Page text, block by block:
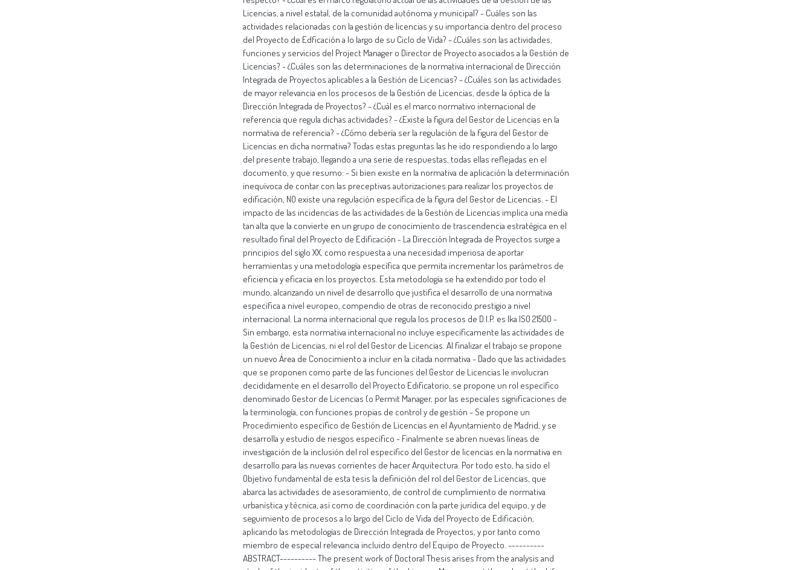
Licencias, a nivel estatal, de la comunidad autónoma y municipal? - Cuáles son las
actividades relacionadas con la gestión de licencias y su importancia dentro del proceso
del Proyecto de Edficación a lo largo de su Ciclo de Vida? - ¿Cuáles son las actividades,
funciones y servicios del Project Manager o Director de Proyecto asociados a la Gestión de
Licencias? - ¿Cuáles son las determinaciones de la normativa internacional de Dirección
Integrada de Proyectos aplicables a la Gestión de Licencias? - ¿Cuáles son las actividades
de mayor relevancia en los procesos de la Gestión de Licencias, desde la óptica de la
Dirección Integrada de Proyectos? - ¿Cuál es el marco normativo internacional de
referencia que regula dichas actividades? - ¿Existe la figura del Gestor de Licencias en la
normativa de referencia? - ¿Cómo debería ser la regulación de la figura del Gestor de
Licencias en dicha normativa? Todas estas preguntas las he ido respondiendo a lo largo
del presente trabajo, llegando a una serie de respuestas, todas ellas reflejadas en el
documento, y que resumo: - Si bien existe en la normativa de aplicación la determinación
inequívoca de contar con las preceptivas autorizaciones para realizar los proyectos de
edificación, NO existe una regulación específica de la figura del Gestor de Licencias. - El
impacto de las incidencias de las actividades de la Gestión de Licencias implica una media
tan alta que la convierte en un grupo de conocimiento de trascendencia estratégica en el
resultado final del Proyecto de Edificación - La Dirección Integrada de Proyectos surge a
principios del siglo XX, como respuesta a una necesidad imperiosa de aportar
herramientas y una metodología específica que permita incrementar los parámetros de
eficiencia y eficacia en los proyectos. Esta metodología se ha extendido por todo el
mundo, alcanzando un nivel de desarrollo que justifica el desarrollo de una normativa
específica a nivel europeo, compendio de otras de reconocido prestigio a nivel
internacional. La norma internacional que regula los procesos de D.I.P. es lka ISO 21500 -
Sin embargo, esta normativa internacional no incluye específicamente las actividades de
la Gestión de Licencias, ni el rol del Gestor de Licencias. Al finalizar el trabajo se propone
un nuevo Área de Conocimiento a incluir en la citada normativa - Dado que las actividades
que se proponen como parte de las funciones del Gestor de Licencias le involucran
decididamente en el desarrollo del Proyecto Edificatorio, se propone un rol específico
denominado Gestor de Licencias (o Permit Manager, por las especiales significaciones de
la terminología, con funciones propias de control y de gestión - Se propone un
Procedimiento específico de Gestión de Licencias en el Ayuntamiento de Madrid, y se
desarrolla y estudio de riesgos específico - Finalmente se abren nuevas líneas de
investigación de la inclusión del rol específico del Gestor de licencias en la normativa en
desarrollo para las nuevas corrientes de hacer Arquitectura. Por todo esto, ha sido el
Objetivo fundamental de esta tesis la definición del rol del Gestor de Licencias, que
abarca las actividades de asesoramiento, de control de cumplimiento de normativa
urbanística y técnica, así como de coordinación con la parte jurídica del equipo, y de
seguimiento de procesos a lo largo del Ciclo de Vida del Proyecto de Edificación,
aplicando las metodologías de Dirección Integrada de Proyectos, y por tanto como
miembro de especial relevancia incluido dentro del Equipo de Proyecto. ----------
ABSTRACT---------- The present work of Doctoral Thesis arises from the analysis and